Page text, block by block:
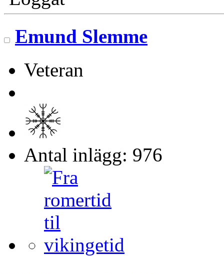
Emund Slemme
Veteran
Antal inlägg: 976